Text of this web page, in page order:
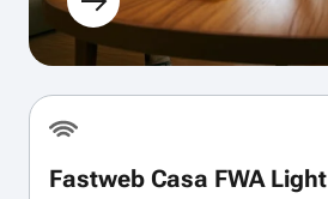
Fastweb Casa FWA Light